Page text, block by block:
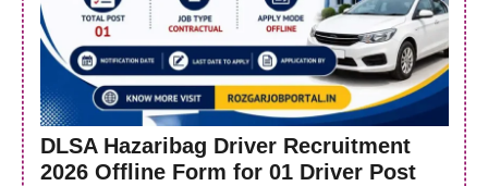
DLSA Hazaribag Driver Recruitment
2026 Offline Form for 01 Driver Post